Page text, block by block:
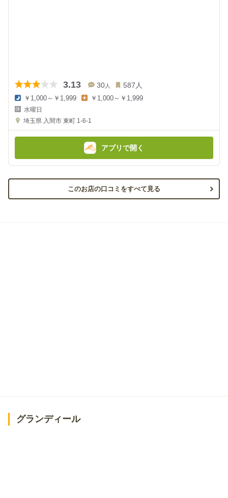
3.13 30人 587 人
夜
の
金
￥1,000～￥1,999
金
￥1,000～￥1,999
水曜日
埼玉県 入間市 東町 1-6-1
アプリで開く
このお店の口コミをすべて見る
グランディール